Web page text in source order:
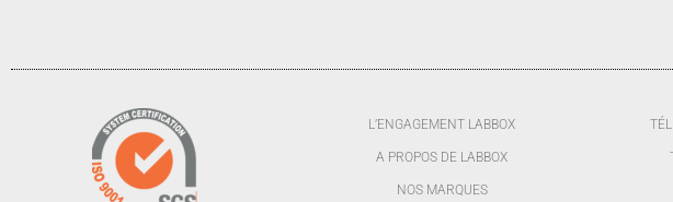
L’ENGAGEMENT LABBOX
A PROPOS DE LABBOX
NOS MARQUES